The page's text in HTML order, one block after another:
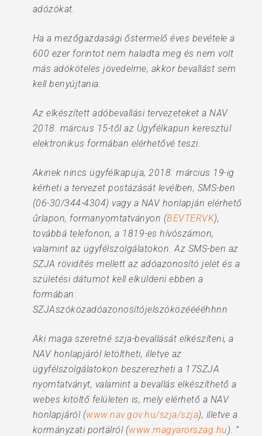
adózókat.
Ha a mezőgazdasági őstermelő éves bevétele a
600 ezer forintot nem haladta meg és nem volt
más adóköteles jövedelme, akkor bevallást sem
kell benyújtania.
Az elkészített adóbevallási tervezeteket a NAV
2018. március 15-től az Ügyfélkapun keresztül
elektronikus formában elérhetővé teszi.
Akinek nincs ügyfélkapuja, 2018. március 19-ig
kérheti a tervezet postázását levélben, SMS-ben
(06-30/344-4304) vagy a NAV honlapján elérhető
űrlapon, formanyomtatványon (BEVTERVK),
továbbá telefonon, a 1819-es hívószámon,
valamint az ügyfélszolgálatokon. Az SMS-ben az
SZJA rövidítés mellett az adóazonosító jelet és a
születési dátumot kell elküldeni ebben a
formában:
SZJAszóközadóazonosítójelszóközééééhhnn
Aki maga szeretné szja-bevallását elkészíteni, a
NAV honlapjáról letöltheti, illetve az
ügyfélszolgálatokon beszerezheti a 17SZJA
nyomtatványt, valamint a bevallás elkészíthető a
webes kitöltő felületen is, mely elérhető a NAV
honlapjáról (www.nav.gov.hu/szja/szja), illetve a
kormányzati portálról (www.magyarorszag.hu). ”